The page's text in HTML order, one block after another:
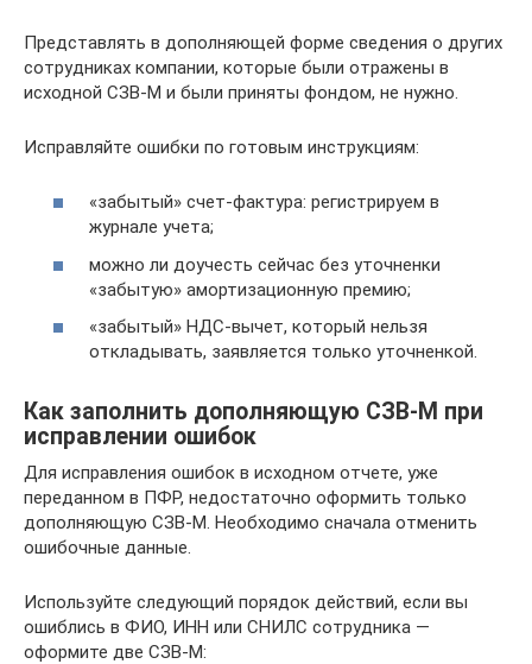
Представлять в дополняющей форме сведения о других
сотрудниках компании, которые были отражены в
исходной СЗВ-М и были приняты фондом, не нужно.
Исправляйте ошибки по готовым инструкциям:
«забытый» счет-фактура: регистрируем в
журнале учета;
можно ли доучесть сейчас без уточненки
«забытую» амортизационную премию;
«забытый» НДС-вычет, который нельзя
откладывать, заявляется только уточненкой.
Как заполнить дополняющую СЗВ-М при
исправлении ошибок
Для исправления ошибок в исходном отчете, уже
переданном в ПФР, недостаточно оформить только
дополняющую СЗВ-М. Необходимо сначала отменить
ошибочные данные.
Используйте следующий порядок действий, если вы
ошиблись в ФИО, ИНН или СНИЛС сотрудника —
оформите две СЗВ-М: